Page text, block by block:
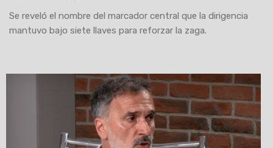
Se reveló el nombre del marcador central que la dirigencia
mantuvo bajo siete llaves para reforzar la zaga.